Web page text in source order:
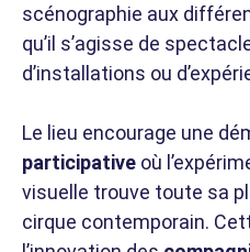
scénographie aux
qu’il s’agisse de
d’installations ou
Le lieu encourage une
participative où
visuelle trouve toute sa
cirque contemporain.